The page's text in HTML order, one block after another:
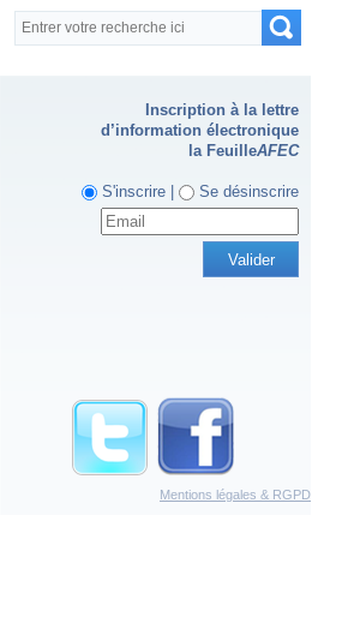
Formulaire de recherche
Recherche
Inscription à la lettre
d’information électronique
la FeuilleAFEC
S'inscrire | Se désinscrire
Mentions légales & RGPD